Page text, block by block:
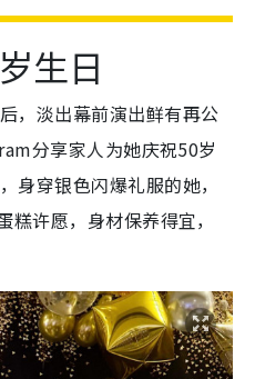
生日
，淡出幕前演出鲜有再公
分享家人为她庆祝50岁
身穿银色闪爆礼服的她，
许愿，身材保养得宜，